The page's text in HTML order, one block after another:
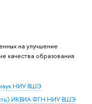
на улучшение
качества образования
наук НИУ ВШЭ
ИКВИА ФГН НИУ ВШЭ